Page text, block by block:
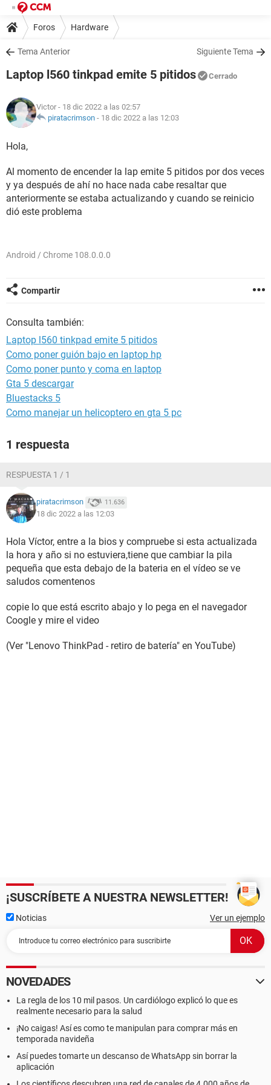
Foros Hardware
Tema Anterior Siguiente Tema
Laptop l560 tinkpad emite 5 pitidos Cerrado
Victor - 18 dic 2022 a las 02:57
piratacrimson - 18 dic 2022 a las 12:03
Hola,
Al momento de encender la lap emite 5 pitidos por dos veces
y ya después de ahí no hace nada cabe resaltar que
anteriormente se estaba actualizando y cuando se reinicio
dió este problema
Android / Chrome 108.0.0.0
Compartir
Consulta también:
Laptop l560 tinkpad emite 5 pitidos
Como poner guión bajo en laptop hp
Como poner punto y coma en laptop
Gta 5 descargar
Bluestacks 5
Como manejar un helicoptero en gta 5 pc
1 respuesta
RESPUESTA 1 / 1
piratacrimson 11.636
18 dic 2022 a las 12:03
Hola Víctor, entre a la bios y compruebe si esta actualizada
la hora y año si no estuviera,tiene que cambiar la pila
pequeña que esta debajo de la bateria en el vídeo se ve
saludos comentenos
copie lo que está escrito abajo y lo pega en el navegador
Coogle y mire el video
(Ver "Lenovo ThinkPad - retiro de batería" en YouTube)
¡SUSCRÍBETE A NUESTRA NEWSLETTER!
Noticias Ver un ejemplo
NOVEDADES
La regla de los 10 mil pasos. Un cardiólogo explicó lo que es
realmente necesario para la salud
¡No caigas! Así es como te manipulan para comprar más en
temporada navideña
Así puedes tomarte un descanso de WhatsApp sin borrar la
aplicación